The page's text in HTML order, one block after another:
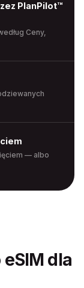
PlanPilot™
Ceny,
— albo
dla